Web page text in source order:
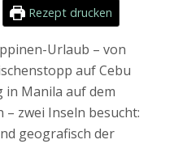
Rezept drucken
Urlaub – von
auf Cebu
in Manila auf dem
– zwei Inseln besucht:
geografisch der